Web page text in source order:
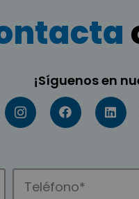
¡Síguenos en